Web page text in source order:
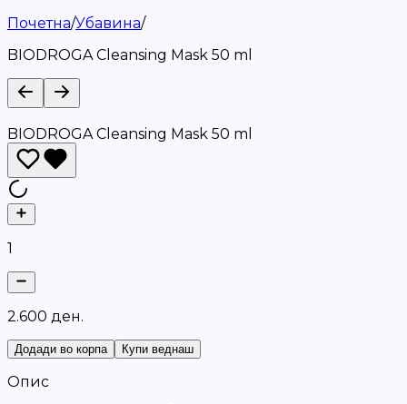
Почетна/Убавина/
BIODROGA Cleansing Mask 50 ml
BIODROGA Cleansing Mask 50 ml
1
2.600 ден.
Додади во корпа Купи веднаш
Опис